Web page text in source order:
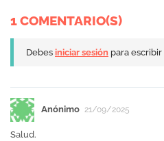
1 COMENTARIO(S)
Debes iniciar sesión para
Anónimo 21/09/2025
Salud.